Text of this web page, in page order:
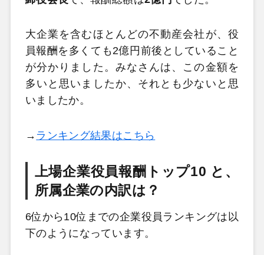
大企業を含むほとんどの不動産会社が、役
員報酬を多くても2億円前後としていること
が分かりました。みなさんは、この金額を
多いと思いましたか、それとも少ないと思
いましたか。
→ ランキング結果はこちら
上場企業役員報酬トップ10 と、
所属企業の内訳は？
6位から10位までの企業役員ランキングは以
下のようになっています。